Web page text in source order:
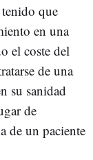
que
en una
el coste del
de una
su sanidad
de
de un paciente